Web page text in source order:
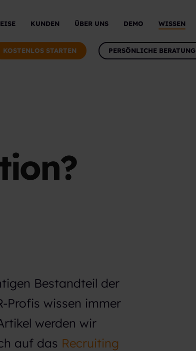
KUNDEN ÜBER UNS DEMO WISSEN
KOSTENLOS STARTEN PERSÖNLICHE BERATUNG
Bestandteil der
Profis wissen immer
werden wir
auf das Recruiting